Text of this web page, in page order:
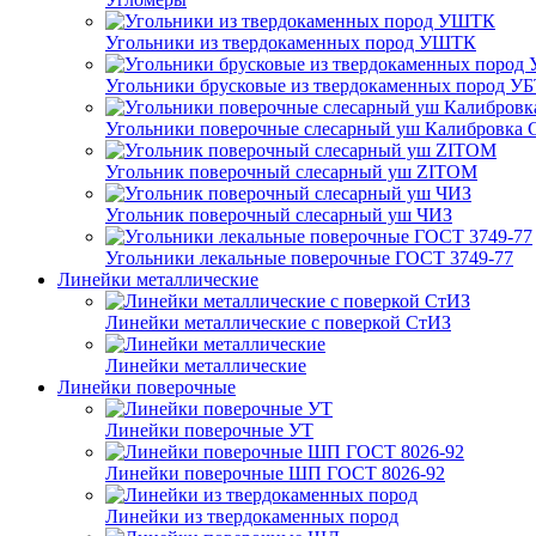
Угольники из твердокаменных пород УШТК
Угольники брусковые из твердокаменных пород
Угольники поверочные слесарный уш Калибровка
Угольник поверочный слесарный уш ZITOM
Угольник поверочный слесарный уш ЧИЗ
Угольники лекальные поверочные ГОСТ 3749-77
Линейки металлические
Линейки металлические с поверкой СтИЗ
Линейки металлические
Линейки поверочные
Линейки поверочные УТ
Линейки поверочные ШП ГОСТ 8026-92
Линейки из твердокаменных пород